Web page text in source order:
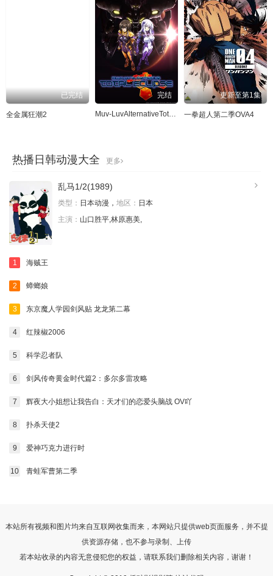
已完结
全金属狂潮2
完结
Muv-LuvAlternativeTotalEclipse
更新至第1集
一拳超人第二季OVA4
热播日韩动漫大全 更多
乱马1/2(1989)
类型： 日本动漫， 地区： 日本
主演： 山口胜平,林原惠美,
1 海贼王
2 蟑螂娘
3 东京魔人学园剑风贴 龙龙第二幕
4 红辣椒2006
5 科学忍者队
6 剑风传奇黄金时代篇2：多尔多雷攻略
7 辉夜大小姐想让我告白：天才们的恋爱头脑战 OV吖
8 扑杀天使2
9 爱神巧克力进行时
10 青蛙军曹第二季
本站所有视频和图片均来自互联网收集而来，本网站只提供web页面服务，并不提
供资源存储，也不参与录制、上传
若本站收录的内容无意侵犯您的权益，请联系我们删除相关内容，谢谢！